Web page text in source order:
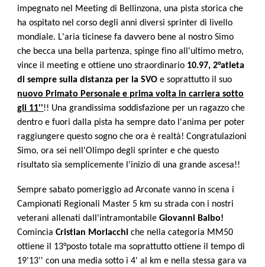
impegnato nel Meeting di Bellinzona, una pista storica che
ha ospitato nel corso degli anni diversi sprinter di livello
mondiale. L'aria ticinese fa davvero bene al nostro Simo
che becca una bella partenza, spinge fino all'ultimo metro,
vince il meeting e ottiene uno straordinario 10.97, 2°atleta
di sempre sulla distanza per la SVO e soprattutto il suo
nuovo Primato Personale e prima volta in carriera sotto
gli 11''!! Una grandissima soddisfazione per un ragazzo che
dentro e fuori dalla pista ha sempre dato l'anima per poter
raggiungere questo sogno che ora è realtà! Congratulazioni
Simo, ora sei nell'Olimpo degli sprinter e che questo
risultato sia semplicemente l'inizio di una grande ascesa!!
Sempre sabato pomeriggio ad Arconate vanno in scena i
Campionati Regionali Master 5 km su strada con i nostri
veterani allenati dall'intramontabileGiovanni Balbo!
CominciaCristian Morlacchi che nella categoria MM50
ottiene il 13°posto totale ma soprattutto ottiene il tempo di
19'13'' con una media sotto i 4' al km e nella stessa gara va